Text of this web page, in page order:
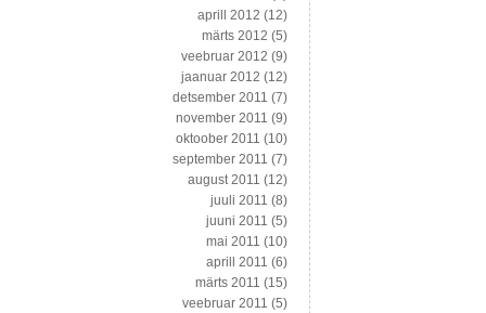
aprill 2012 (12)
märts 2012 (5)
veebruar 2012 (9)
jaanuar 2012 (12)
detsember 2011 (7)
november 2011 (9)
oktoober 2011 (10)
september 2011 (7)
august 2011 (12)
juuli 2011 (8)
juuni 2011 (5)
mai 2011 (10)
aprill 2011 (6)
märts 2011 (15)
veebruar 2011 (5)